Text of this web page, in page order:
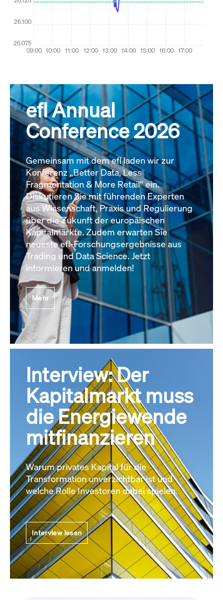
efl Annual
Conference 2026
Gemeinsam mit dem efl laden wir zur
Konferenz „Better Data, Less
Fragmentation & More Retail“ ein.
Diskutieren Sie mit führenden Experten
aus Wissenschaft, Praxis und Regulierung
über die Zukunft der europäischen
Kapitalmärkte. Zudem erwarten Sie
neueste efl-Forschungsergebnisse aus
Trading und Data Science. Jetzt
informieren und anmelden!
Mehr
Interview: Der
Kapitalmarkt muss
die Energiewende
mitfinanzieren
Warum privates Kapital für die
Transformation unverzichtbar ist und
welche Rolle Investoren dabei spielen.
Interview lesen